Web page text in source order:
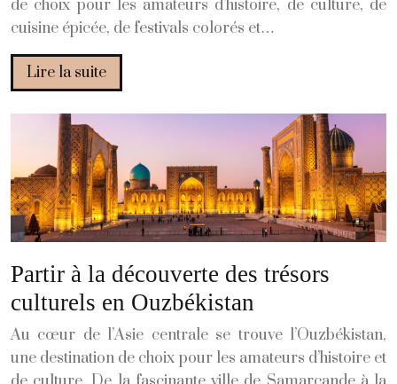
de choix pour les amateurs d’histoire, de culture, de
cuisine épicée, de festivals colorés et…
Lire la suite
Partir à la découverte des trésors
culturels en Ouzbékistan
Au cœur de l’Asie centrale se trouve l’Ouzbékistan,
une destination de choix pour les amateurs d’histoire et